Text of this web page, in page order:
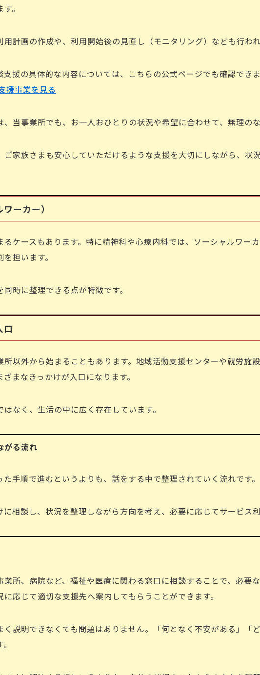
。
用計画の作成や、利用開始後の見直し（モニタリング）なども行われ
援の具体的な内容については、こちらの公式ページでも確認できま
援事業を見る
当事業所でも、お一人おひとりの状況や希望に合わせて、無理の
ご家族さまも安心していただけるような支援を大切にしながら、状
ーカー）
るケースもあります。特に精神科や心療内科では、ソーシャルワー
担います。
時に整理できる点が特徴です。
口
所以外から始まることもあります。地域活動支援センターや就労施
まなきっかけが入口になります。
なく、生活の中に広く存在しています。
がる流れ
手順で進むというよりも、話をする中で整理されていく流れです。
相談し、状況を整理しながら方向を考え、必要に応じてサービス利
業所、病院など、福祉や医療に関わる窓口に相談することで、必要
に応じて適切な支援先へ案内してもらうことができます。
く説明できなくても問題はありません。「何となく不安がある」「